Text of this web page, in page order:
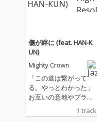
傷が絆に (feat. HAN-K
UN)
Mighty Crown
「この道は繋がって
る。やっとわかった」
お互いの意地やプライ
ドがぶつかり起きたわ
だかまり。 これまでの
1 track